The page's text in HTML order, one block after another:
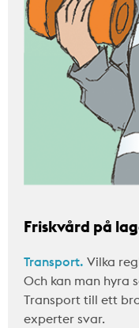
Friskvård på
Transport. Vilka
Och kan man hyra
Transport till ett
experter svar.